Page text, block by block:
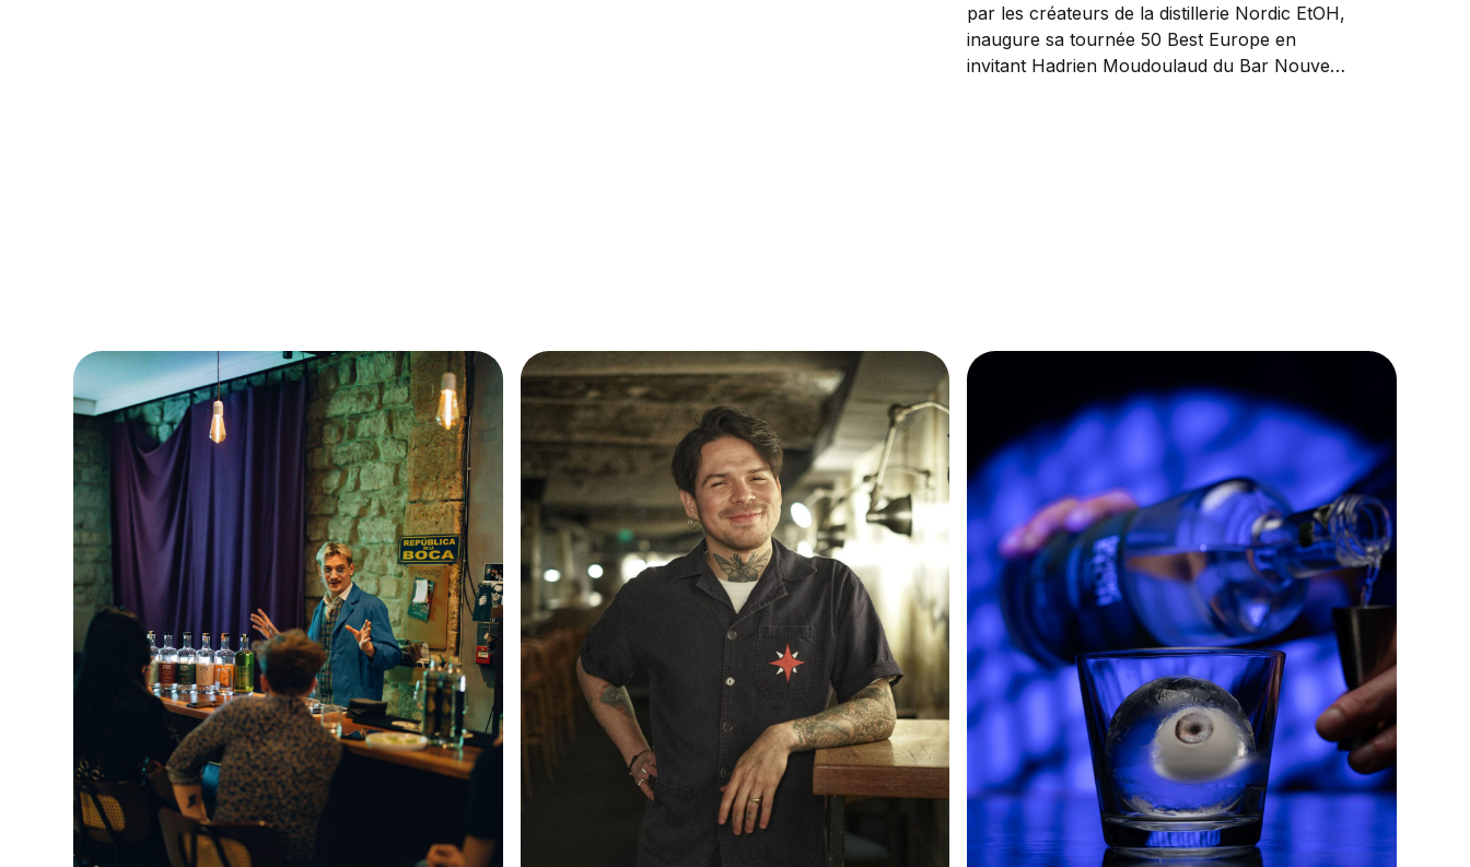
par les créateurs de la distillerie Nordic EtOH,
inaugure sa tournée 50 Best Europe en
invitant Hadrien Moudoulaud du Bar Nouveau